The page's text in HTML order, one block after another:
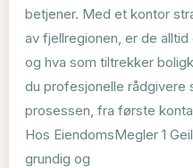
betjener. Med et kontor
av fjellregionen, er de
og hva som tiltrekker
du profesjonelle rådgivere
prosessen, fra første
Hos EiendomsMegler 1
grundig og